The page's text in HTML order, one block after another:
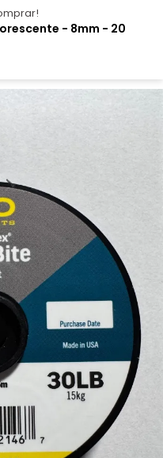
(19) 99542-4072
- 8mm - 20